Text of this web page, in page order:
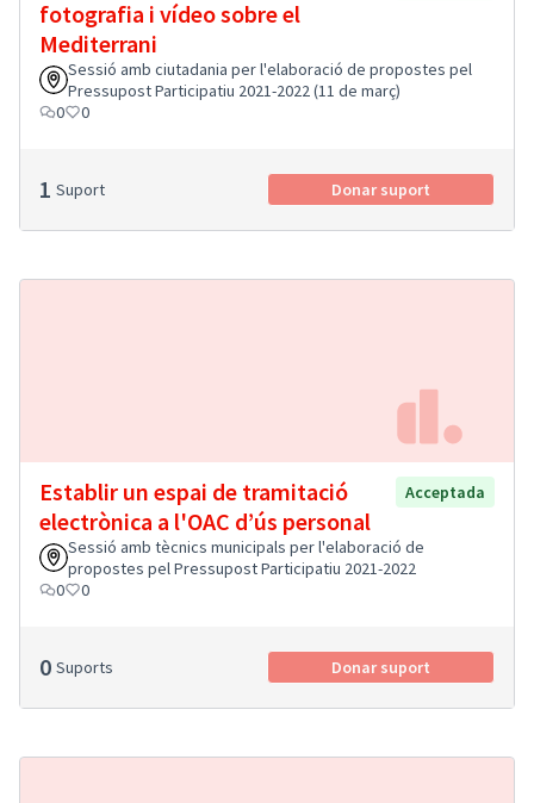
fotografia i vídeo sobre el
Mediterrani
Sessió amb ciutadania per l'elaboració de propostes pel
Pressupost Participatiu 2021-2022 (11 de març)
0
0
1 Suport Donar suport
Establir un espai de tramitació
electrònica a l'OAC d’ús personal
Acceptada
Sessió amb tècnics municipals per l'elaboració de
propostes pel Pressupost Participatiu 2021-2022
0
0
0 Suports Donar suport